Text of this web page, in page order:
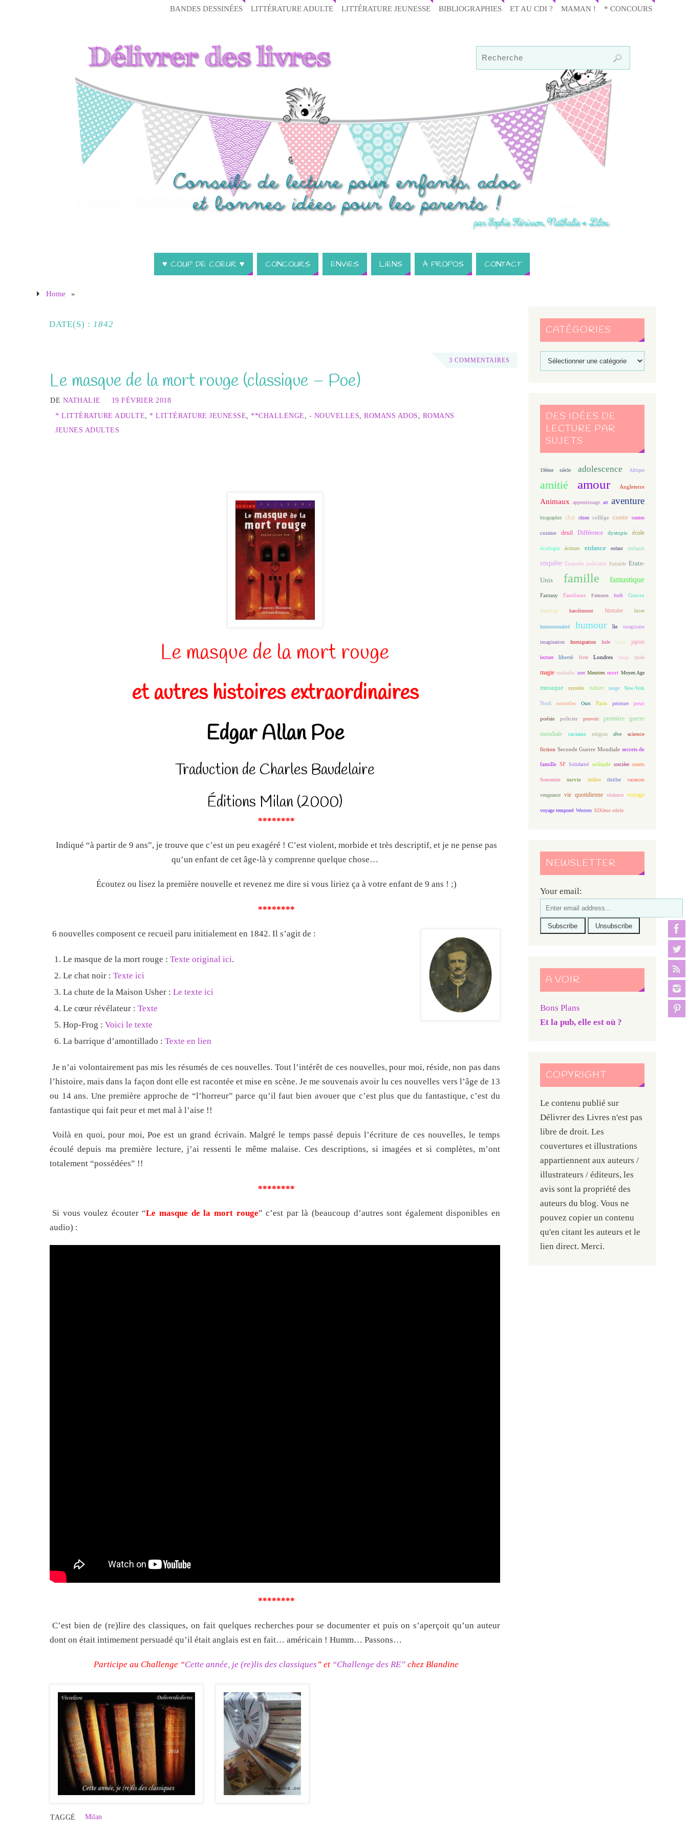
BANDES DESSINÉES LITTÉRATURE ADULTE LITTÉRATURE JEUNESSE BIBLIOGRAPHIES ET AU CDI ? MAMAN ! * CONCOURS
♥ COUP DE COEUR ♥ CONCOURS ENVIES LIENS À PROPOS CONTACT
Home »
DATE(S) : 1842
3 COMMENTAIRES
Le masque de la mort rouge (classique – Poe)
DE NATHALIE
19 FÉVRIER 2018
* LITTÉRATURE ADULTE
* LITTÉRATURE JEUNESSE **CHALLENGE - NOUVELLES ROMANS ADOS
ROMANS
JEUNES ADULTES
Le masque de la mort rouge
et autres histoires extraordinaires
Edgar Allan Poe
Traduction de Charles Baudelaire
Éditions Milan (2000)
********
Indiqué “à partir de 9 ans”, je trouve que c’est un peu exagéré ! C’est violent, morbide et très descriptif, et je ne pense pas
qu’un enfant de cet âge-là y comprenne quelque chose…
Écoutez ou lisez la première nouvelle et revenez me dire si vous liriez ça à votre enfant de 9 ans ! ;)
********
6 nouvelles composent ce recueil paru initialement en 1842. Il s’agit de :
Le masque de la mort rouge : Texte original ici.
Le chat noir : Texte ici
La chute de la Maison Usher : Le texte ici
Le cœur révélateur : Texte
Hop-Frog : Voici le texte
La barrique d’amontillado : Texte en lien
Je n’ai volontairement pas mis les résumés de ces nouvelles. Tout l’intérêt de ces nouvelles, pour moi, réside, non pas dans
l’histoire, mais dans la façon dont elle est racontée et mise en scène. Je me souvenais avoir lu ces nouvelles vers l’âge de 13
ou 14 ans. Une première approche de “l’horreur” parce qu’il faut bien avouer que c’est plus que du fantastique, c’est du
fantastique qui fait peur et met mal à l’aise !!
Voilà en quoi, pour moi, Poe est un grand écrivain. Malgré le temps passé depuis l’écriture de ces nouvelles, le temps
écoulé depuis ma première lecture, j’ai ressenti le même malaise. Ces descriptions, si imagées et si complètes, m’ont
totalement “possédées” !!
********
Si vous voulez écouter “Le masque de la mort rouge” c’est par là (beaucoup d’autres sont également disponibles en
audio) :
********
C’est bien de (re)lire des classiques, on fait quelques recherches pour se documenter et puis on s’aperçoit qu’un auteur
dont on était intimement persuadé qu’il était anglais est en fait… américain ! Humm… Passons…
Participe au Challenge “Cette année, je (re)lis des classiques” et “Challenge des RE” chez Blandine
TAGGÉ Milan
CATÉGORIES
DES IDÉES DE
LECTURE PAR
SUJETS
19ème siècle adolescence Afrique
amitié amour Angleterre
Animaux apprentissage art aventure
biographie chat chien collège conte contes
cuisine deuil Différence dystopie école
écologie écriture enfance enfant enfants
enquête Enquête policière Entraide Etats-
Unis famille fantastique
Fantasy Fantômes Femmes forêt Guerre
handicap harcèlement histoire hiver
homosexualité humour île imaginaire
imagination Immigration Inde Italie japon
lecture liberté livre Londres loup lycée
magie maladie mer Meurtres mort Moyen Age
musique mystère nature neige New-York
Noël nouvelles Ours Paris peinture peur
poésie policier pouvoir première guerre
mondiale racisme religion rêve science
fiction Seconde Guerre Mondiale secrets de
famille SF Solidarité solitude sorcière souris
Souvenirs survie théâtre thriller vacances
vengeance vie quotidienne violence voyage
voyage temporel Western XIXème siècle
NEWSLETTER
Your email:
A VOIR
Bons Plans
Et la pub, elle est où ?
COPYRIGHT
Le contenu publié sur
Délivrer des Livres n'est pas
libre de droit. Les
couvertures et illustrations
appartiennent aux auteurs /
illustrateurs / éditeurs, les
avis sont la propriété des
auteurs du blog. Vous ne
pouvez copier un contenu
qu'en citant les auteurs et le
lien direct. Merci.